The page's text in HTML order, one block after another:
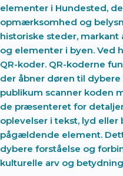
elementer i Hundested,
opmærksomhed og
historiske steder,
og elementer i byen. Ved
QR-koder. QR-koderne
der åbner døren til
publikum scanner koden
de præsenteret for
oplevelser i tekst, lyd
pågældende element.
dybere forståelse og
kulturelle arv og